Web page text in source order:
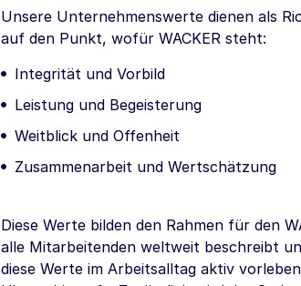
Unsere Unternehmenswerte dienen als
auf den Punkt, wofür WACKER steht:
Integrität und Vorbild
Leistung und Begeisterung
Weitblick und Offenheit
Zusammenarbeit und Wertschätzung
Diese Werte bilden den Rahmen für den
alle Mitarbeitenden weltweit beschreibt
diese Werte im Arbeitsalltag aktiv